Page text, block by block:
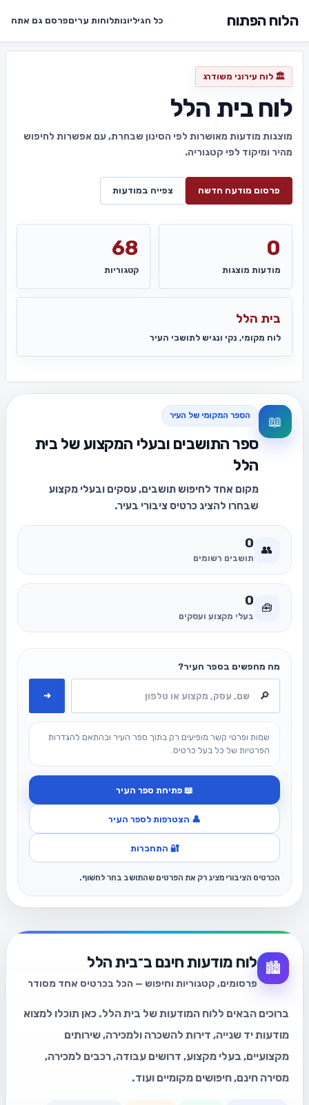
הלוח הפתוח כל הגיליונותלוחות עריםפרסם גם אתה
🏛️ לוח עירוני משודרג
לוח בית הלל
מוצגות מודעות מאושרות לפי הסינון שבחרת, עם אפשרות לחיפוש
מהיר ומיקוד לפי קטגוריה.
פרסום מודעה חדשה צפייה במודעות
0
מודעות מוצגות
68
קטגוריות
בית הלל
לוח מקומי, נקי ונגיש לתושבי העיר
📖 הספר המקומי של העיר
ספר התושבים ובעלי המקצוע של בית
הלל
מקום אחד לחיפוש תושבים, עסקים ובעלי מקצוע
שבחרו להציג כרטיס ציבורי בעיר.
👥
0
תושבים רשומים
🧰
0
בעלי מקצוע ועסקים
מה מחפשים בספר העיר?
➜
שמות ופרטי קשר מופיעים רק בתוך ספר העיר ובהתאם להגדרות
הפרטיות של כל בעל כרטיס.
📖 פתיחת ספר העיר
👤 הצטרפות לספר העיר
🔐 התחברות
הכרטיס הציבורי מציג רק את הפרטים שהתושב בחר לחשוף.
🏙️ לוח מודעות חינם ב־בית הלל
פרסומים, קטגוריות וחיפוש — הכל בכרטיס אחד מסודר
ברוכים הבאים ללוח המודעות של בית הלל. כאן תוכלו למצוא
מודעות יד שנייה, דירות להשכרה ולמכירה, שירותים
מקצועיים, בעלי מקצוע, דרושים עבודה, רכבים למכירה,
מסירה חינם, חיפושים מקומיים ועוד.